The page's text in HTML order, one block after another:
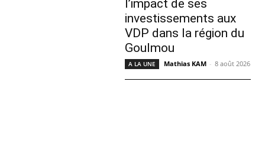
l’impact de ses
investissements aux
VDP dans la région du
Goulmou
A LA UNE Mathias KAM - 8 août 2026